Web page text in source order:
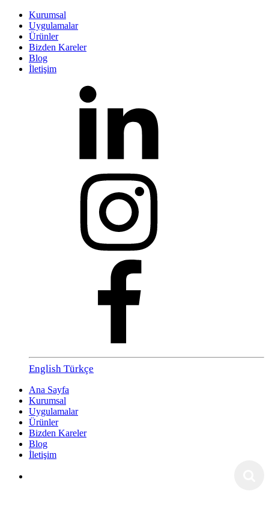
Kurumsal
Uygulamalar
Ürünler
Bizden Kareler
Blog
İletişim
English Türkçe
Ana Sayfa
Kurumsal
Uygulamalar
Ürünler
Bizden Kareler
Blog
İletişim